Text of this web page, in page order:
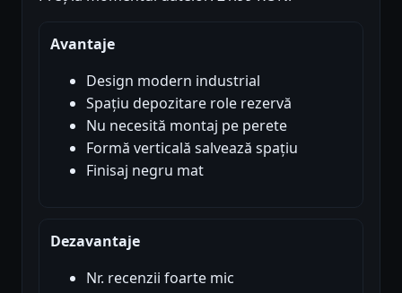
Avantaje
Design modern industrial
Spațiu depozitare role rezervă
Nu necesită montaj pe perete
Formă verticală salvează spațiu
Finisaj negru mat
Dezavantaje
Nr. recenzii foarte mic